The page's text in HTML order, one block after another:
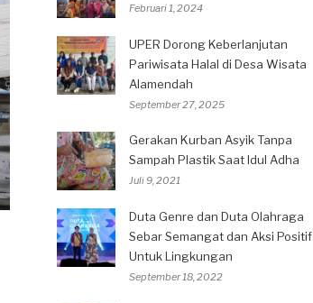
Februari 1, 2024
UPER Dorong Keberlanjutan
Pariwisata Halal di Desa Wisata
Alamendah
September 27, 2025
Gerakan Kurban Asyik Tanpa
Sampah Plastik Saat Idul Adha
Juli 9, 2021
Duta Genre dan Duta Olahraga
Sebar Semangat dan Aksi Positif
Untuk Lingkungan
September 18, 2022